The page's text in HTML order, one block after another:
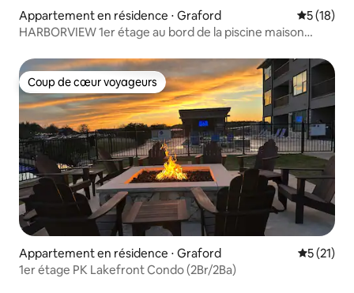
Appartement en résidence ⋅ Graford
5 (18)
HARBORVIEW 1er étage au bord de la piscine maison
Coup de cœur voyageurs
Coup de cœur voyageurs
Appartement en résidence ⋅ Graford
5 (21)
1er étage PK Lakefront Condo (2Br/2Ba)